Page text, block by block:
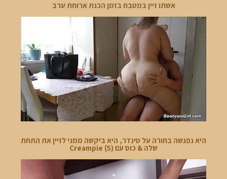
אשתו זיין במטבח בזמן הכנת ארוחת ערב
היא נפגשה בחורה על טינדר, היא ביקשה ממני לזיין את התחת
שלה & כוס עם Creampie (5)